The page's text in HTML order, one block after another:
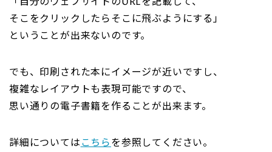
そこをクリックしたらそこに飛ぶようにする」
ということが出来ないのです。
でも、印刷された本にイメージが近いですし、
複雑なレイアウトも表現可能ですので、
思い通りの電子書籍を作ることが出来ます。
詳細についてはこちらを参照してください。